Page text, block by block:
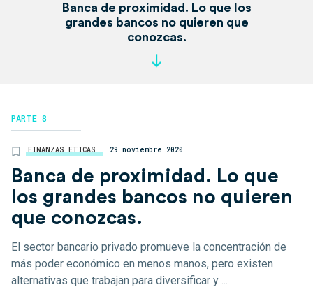
Banca de proximidad. Lo que los
grandes bancos no quieren que
conozcas.
PARTE 8
FINANZAS ETICAS 29 noviembre 2020
Banca de proximidad. Lo que
los grandes bancos no quieren
que conozcas.
El sector bancario privado promueve la concentración de
más poder económico en menos manos, pero existen
alternativas que trabajan para diversificar y ...